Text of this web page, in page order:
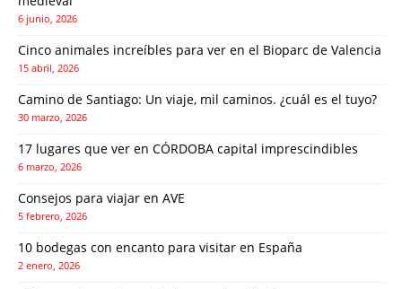
6 junio, 2026
Cinco animales increíbles para ver en el Bioparc de Valencia
15 abril, 2026
Camino de Santiago: Un viaje, mil caminos. ¿cuál es el tuyo?
30 marzo, 2026
17 lugares que ver en CÓRDOBA capital imprescindibles
6 marzo, 2026
Consejos para viajar en AVE
5 febrero, 2026
10 bodegas con encanto para visitar en España
2 enero, 2026